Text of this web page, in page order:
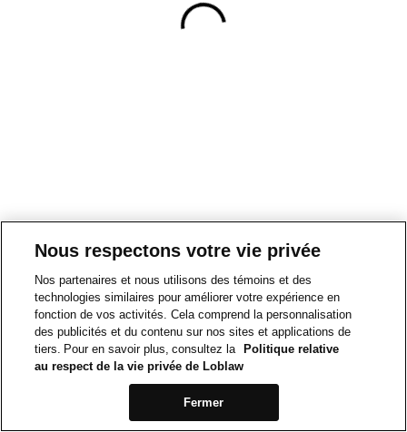
Nous respectons votre vie privée
Nos partenaires et nous utilisons des témoins et des
technologies similaires pour améliorer votre expérience en
fonction de vos activités. Cela comprend la personnalisation
des publicités et du contenu sur nos sites et applications de
tiers. Pour en savoir plus, consultez la
Politique relative
au respect de la vie privée de Loblaw
Fermer